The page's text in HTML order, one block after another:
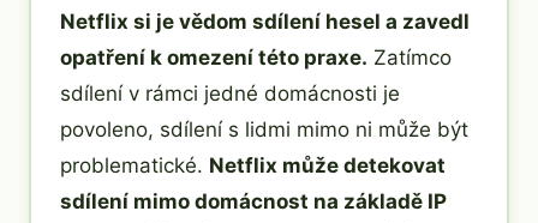
Netflix si je vědom sdílení hesel a zavedl
opatření k omezení této praxe. Zatímco
sdílení v rámci jedné domácnosti je
povoleno, sdílení s lidmi mimo ni může být
problematické. Netflix může detekovat
sdílení mimo domácnost na základě IP